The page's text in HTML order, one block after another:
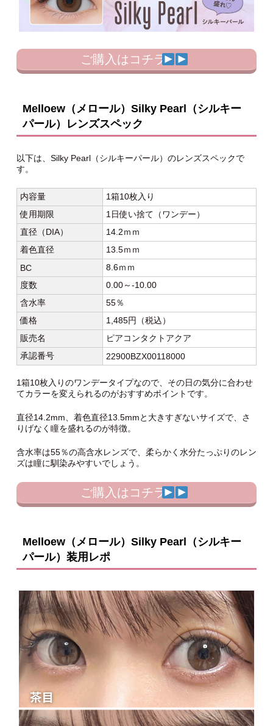
ご購入はコチラ
Melloew（メロール）Silky Pearl（シルキー
パール）レンズスペック
以下は、Silky Pearl（シルキーパール）のレンズスペックで
す。
内容量
1箱10枚入り
使用期限
1日使い捨て（ワンデー）
直径（DIA）
14.2ｍｍ
着色直径
13.5ｍｍ
BC
8.6ｍｍ
度数
0.00～-10.00
含水率
55％
価格
1,485円（税込）
販売名
ピアコンタクトアクア
承認番号
22900BZX00118000
1箱10枚入りのワンデータイプなので、その日の気分に合わせ
てカラーを変えられるのがおすすめポイントです。
直径14.2mm、着色直径13.5mmと大きすぎないサイズで、さ
りげなく瞳を盛れるのが特徴。
含水率は55％の高含水レンズで、柔らかく水分たっぷりのレン
ズは瞳に馴染みやすいでしょう。
ご購入はコチラ
Melloew（メロール）Silky Pearl（シルキー
パール）装用レポ